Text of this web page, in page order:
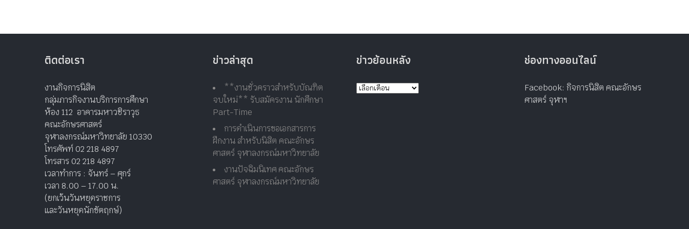
ติดต่อเรา
งานกิจการนิสิต
กลุ่มภารกิจงานบริการการศึกษา
ห้อง 112 อาคารมหาวชิราวุธ
คณะอักษรศาสตร์
จุฬาลงกรณ์มหาวิทยาลัย 10330
โทรศัพท์ 02 218 4897
โทรสาร 02 218 4897
เวลาทำการ : จันทร์ – ศุกร์
เวลา 8.00 – 17.00 น.
(ยกเว้นวันหยุดราชการ
และวันหยุดนักขัตฤกษ์)
ข่าวล่าสุด
**งานชั่วคราวสำหรับบัณฑิต
จบใหม่** รับสมัครงาน นักศึกษา
Part-Time
การดำเนินการขอเอกสารการ
ฝึกงาน สำหรับนิสิต คณะอักษร
ศาสตร์ จุฬาลงกรณ์มหาวิทยาลัย
งานปัจฉิมนิเทศ คณะอักษร
ศาสตร์ จุฬาลงกรณ์มหาวิทยาลัย
ข่าวย้อนหลัง ช่องทางออนไลน์
Facebook: กิจการนิสิต คณะอักษร
ศาสตร์ จุฬาฯ